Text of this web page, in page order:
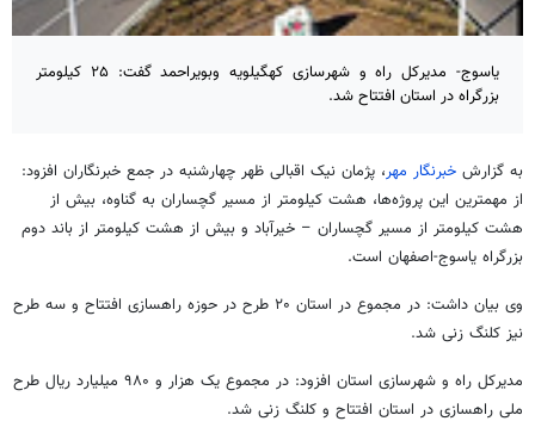
یاسوج- مدیرکل راه و شهرسازی کهگیلویه وبویراحمد گفت: ۲۵ کیلومتر
بزرگراه در استان افتتاح شد.
به گزارش خبرنگار مهر، پژمان نیک اقبالی ظهر چهارشنبه در جمع خبرنگاران افزود:
از مهمترین این پروژه‌ها، هشت کیلومتر از مسیر گچساران به گناوه، بیش از
هشت کیلومتر از مسیر گچساران – خیرآباد و بیش از هشت کیلومتر از باند دوم
بزرگراه یاسوج-اصفهان است.
وی بیان داشت: در مجموع در استان ۲۰ طرح در حوزه راهسازی افتتاح و سه طرح
نیز کلنگ زنی شد.
مدیرکل راه و شهرسازی استان افزود: در مجموع یک هزار و ۹۸۰ میلیارد ریال طرح
ملی راهسازی در استان افتتاح و کلنگ زنی شد.